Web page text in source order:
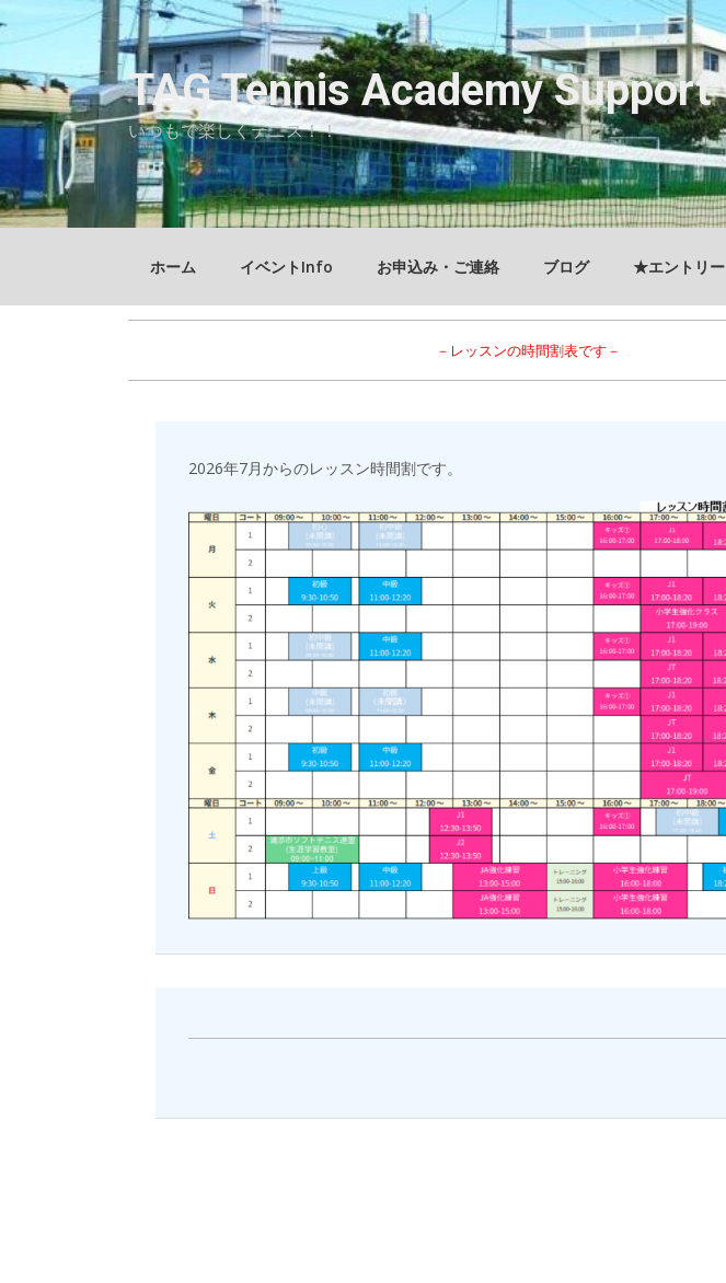
to
TAG Tennis Academy Support
いつもで楽しくテニス！！
ホーム イベントInfo お申込み・ご連絡 ブログ ★エントリー
－レッスンの時間割表です－
2026年7月からのレッスン時間割です。